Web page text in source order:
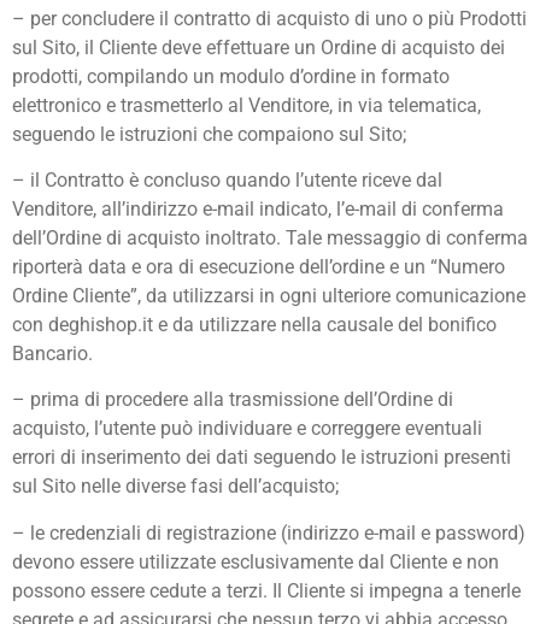
– per concludere il contratto di acquisto di uno o più Prodotti
sul Sito, il Cliente deve effettuare un Ordine di acquisto dei
prodotti, compilando un modulo d’ordine in formato
elettronico e trasmetterlo al Venditore, in via telematica,
seguendo le istruzioni che compaiono sul Sito;
– il Contratto è concluso quando l’utente riceve dal
Venditore, all’indirizzo e-mail indicato, l’e-mail di conferma
dell’Ordine di acquisto inoltrato. Tale messaggio di conferma
riporterà data e ora di esecuzione dell’ordine e un “Numero
Ordine Cliente”, da utilizzarsi in ogni ulteriore comunicazione
con deghishop.it e da utilizzare nella causale del bonifico
Bancario.
– prima di procedere alla trasmissione dell’Ordine di
acquisto, l’utente può individuare e correggere eventuali
errori di inserimento dei dati seguendo le istruzioni presenti
sul Sito nelle diverse fasi dell’acquisto;
– le credenziali di registrazione (indirizzo e-mail e password)
devono essere utilizzate esclusivamente dal Cliente e non
possono essere cedute a terzi. Il Cliente si impegna a tenerle